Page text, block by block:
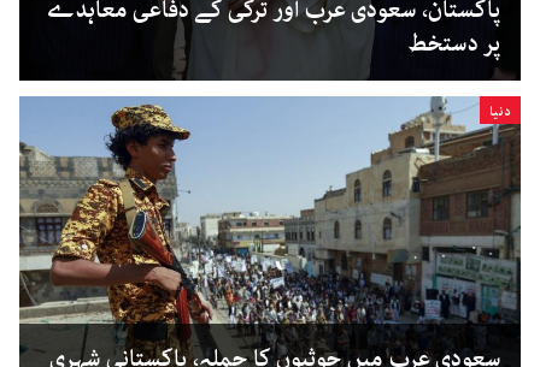
پاکستان، سعودی عرب اور ترکی کے دفاعی معاہدے
پر دستخط
دنیا
سعودی عرب میں حوثیوں کا حملہ، پاکستانی شہری